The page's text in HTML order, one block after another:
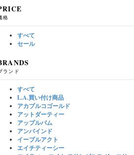
格
すべて
セール
ランド
すべて
L.A.買い付け商品
アカプルコゴールド
アットダーティー
アップルバム
アンバインド
イーブルアクト
エイチティーシー